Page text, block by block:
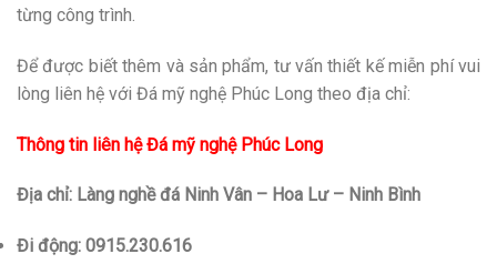
từng công trình.
Để được biết thêm và sản phẩm, tư vấn thiết kế miễn phí vui
lòng liên hệ với Đá mỹ nghệ Phúc Long theo địa chỉ:
Thông tin liên hệ Đá mỹ nghệ Phúc Long
Địa chỉ: Làng nghề đá Ninh Vân – Hoa Lư – Ninh Bình
Đi động: 0915.230.616